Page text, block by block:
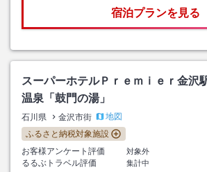
宿泊プランを見る
スーパーホテルＰｒｅｍｉｅｒ金
温泉「鼓門の湯」
石川県 金沢市街
地図
ふるさと納税対象施設
お客様アンケート評価
対象外
るるぶトラベル評価
集計中